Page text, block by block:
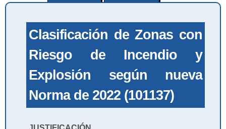
Clasificación de Zonas con
Riesgo de Incendio y
Explosión según nueva
Norma de 2022 (101137)